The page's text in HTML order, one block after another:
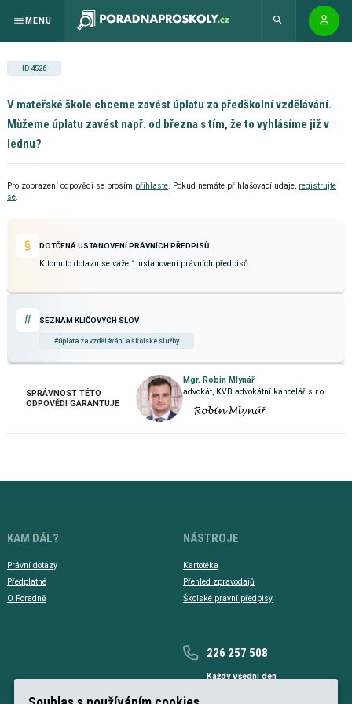
MENU
ID 4526
V mateřské škole chceme zavést úplatu za předškolní vzdělávání.
Můžeme úplatu zavést např. od března s tím, že to vyhlásíme již v
lednu?
Pro zobrazení odpovědi se prosím přihlaste. Pokud nemáte přihlašovací údaje, registrujte
se.
DOTČENÁ USTANOVENÍ PRÁVNÍCH PŘEDPISŮ
K tomuto dotazu se váže 1 ustanovení právních předpisů.
SEZNAM KLÍČOVÝCH SLOV
#úplata za vzdělávání a školské služby
SPRÁVNOST TÉTO
ODPOVĚDI GARANTUJE
Mgr. Robin Mlynář
advokát, KVB advokátní kancelář s.r.o.
KAM DÁL?
Právní dotazy
Předplatné
O Poradně
NÁSTROJE
Kartotéka
Přehled zpravodajů
Školské právní předpisy
226 257 508
Každý všední den